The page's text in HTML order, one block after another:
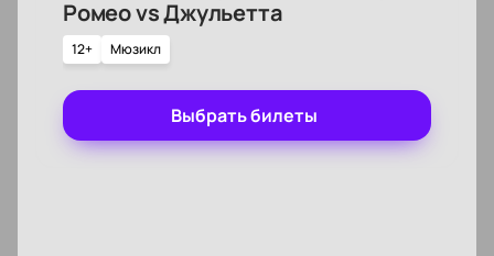
Ромео vs Джульетта
12+ Мюзикл
Выбрать билеты